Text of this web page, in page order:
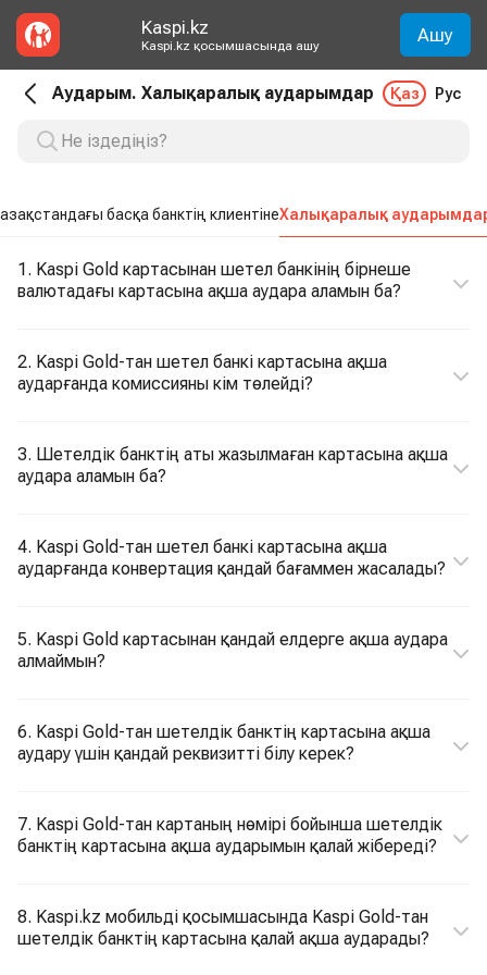
Kaspi.kz
Kaspi.kz қосымшасында ашу Ашу
Аударым. Халықаралық аударымдар Қаз Рус
басқа банктің клиентінеХалықаралық
1. Kaspi Gold картасынан шетел банкінің бірнеше
валютадағы картасына ақша аудара аламын ба?
2. Kaspi Gold-тан шетел банкі картасына ақша
аударғанда комиссияны кім төлейді?
3. Шетелдік банктің аты жазылмаған картасына ақша
аудара аламын ба?
4. Kaspi Gold-тан шетел банкі картасына ақша
аударғанда конвертация қандай бағаммен жасалады?
5. Kaspi Gold картасынан қандай елдерге ақша аудара
алмаймын?
6. Kaspi Gold-тан шетелдік банктің картасына ақша
аудару үшін қандай реквизитті білу керек?
7. Kaspi Gold-тан картаның нөмірі бойынша шетелдік
банктің картасына ақша аударымын қалай жібереді?
8. Kaspi.kz мобильді қосымшасында Kaspi Gold-тан
шетелдік банктің картасына қалай ақша аударады?